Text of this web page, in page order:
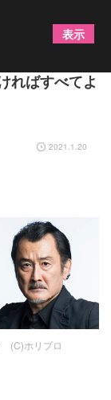
国シェイク
ればすべてよ
2021.1.20
(C)ホリプロ
表示